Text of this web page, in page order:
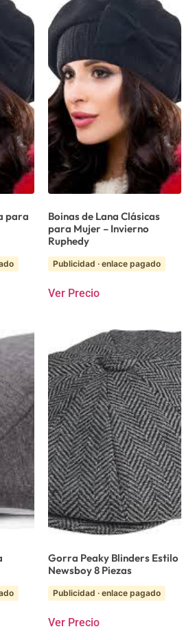
para
Boinas de Lana Clásicas
para Mujer – Invierno
Ruphedy
Publicidad · enlace pagado
Ver Precio
Gorra Peaky Blinders Estilo
Newsboy 8 Piezas
Publicidad · enlace pagado
Ver Precio